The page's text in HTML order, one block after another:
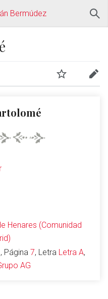
Bermúdez
Henares (Comunidad
, Página 7, Letra Letra A,
AG